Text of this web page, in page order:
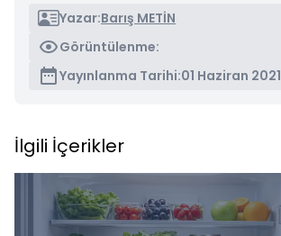
Yazar:Barış METİN
Görüntülenme:
Yayınlanma Tarihi:01 Haziran 2021
İlgili İçerikler